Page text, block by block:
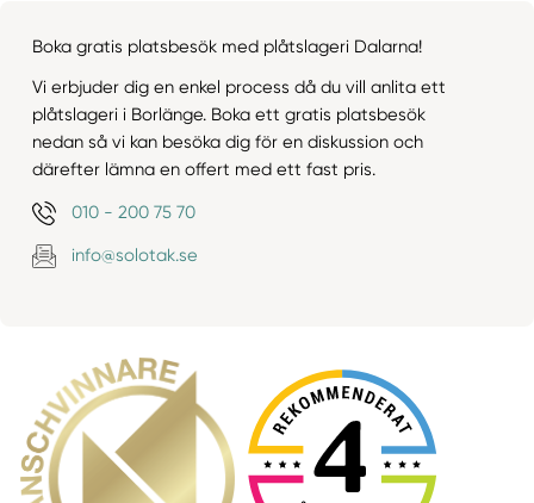
Boka gratis platsbesök med plåtslageri Dalarna!
Vi erbjuder dig en enkel process då du vill anlita ett
plåtslageri i Borlänge. Boka ett gratis platsbesök
nedan så vi kan besöka dig för en diskussion och
därefter lämna en offert med ett fast pris.
010 - 200 75 70
info@solotak.se